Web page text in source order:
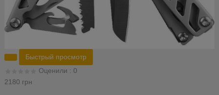
Быстрый просмотр
Оценили : 0
2180 грн